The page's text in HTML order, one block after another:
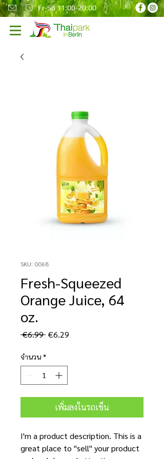
Fr-So 11:00-20:00
SKU: 0068
Fresh-Squeezed
Orange Juice, 64
oz.
€6.99 ราคา
€6.29
จำนวน *
เพิ่มลงในรถเข็น
I'm a product description. This is a
great place to "sell" your product